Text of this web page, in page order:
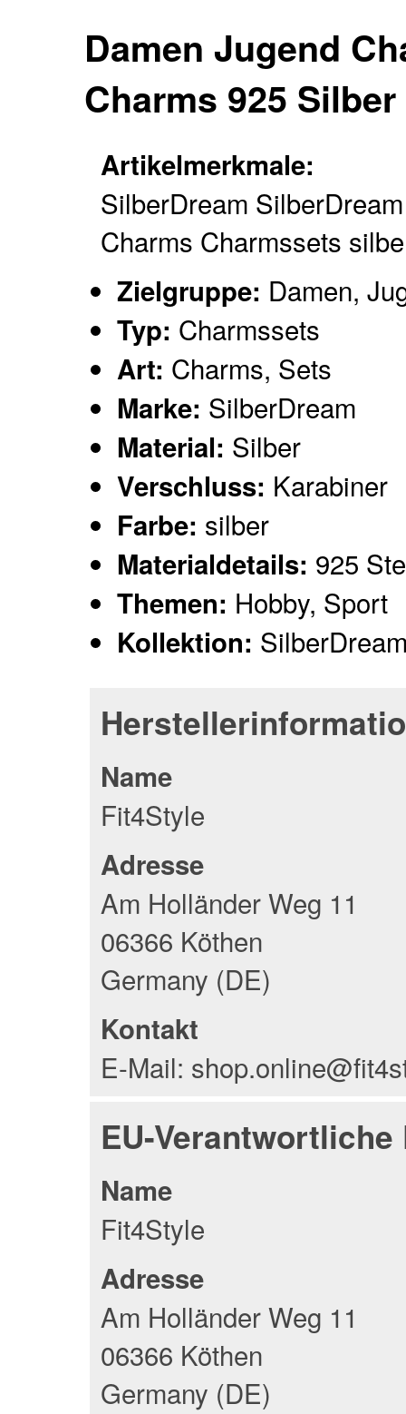
Damen Jugend
Charms 925
Artikelmerkmale:
SilberDream SilberDream
Charms Charmssets
Zielgruppe: Damen,
Typ: Charmssets
Art: Charms, Sets
Marke: SilberDream
Material: Silber
Verschluss: Karabiner
Farbe: silber
Materialdetails: 925
Themen: Hobby, Sport
Kollektion:
Name
Fit4Style
Adresse
Am Holländer Weg 11
06366 Köthen
Germany (DE)
Kontakt
E-Mail:
EU-Verantwortliche
Name
Fit4Style
Adresse
Am Holländer Weg 11
06366 Köthen
Germany (DE)